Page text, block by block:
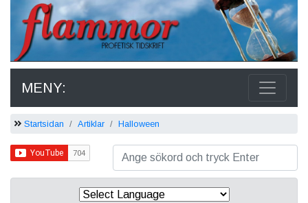
MENY:
Startsidan Artiklar Halloween